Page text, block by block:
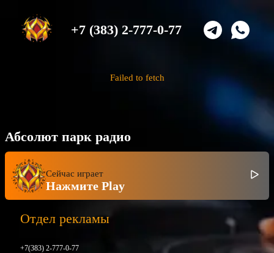
+7 (383) 2-777-0-77
Failed to fetch
Абсолют парк радио
Сейчас играет
Нажмите Play
Отдел рекламы
+7(383) 2-777-0-77